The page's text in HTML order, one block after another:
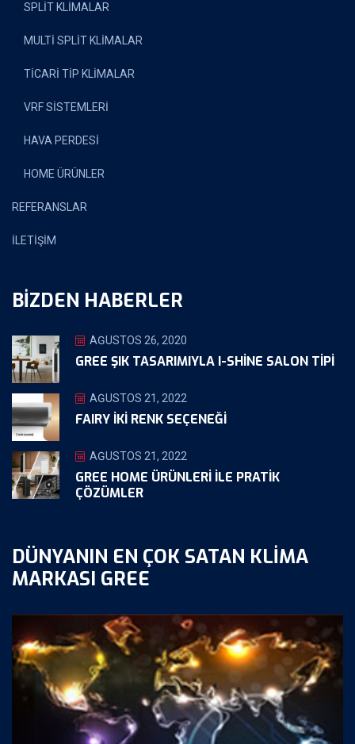
SPLİT KLİMALAR
MULTİ SPLİT KLİMALAR
TİCARİ TİP KLİMALAR
VRF SİSTEMLERİ
HAVA PERDESİ
HOME ÜRÜNLER
REFERANSLAR
İLETİŞİM
BIZDEN HABERLER
AĞUSTOS 26, 2020
GREE ŞIK TASARIMIYLA I-SHINE SALON TIPI
AĞUSTOS 21, 2022
FAIRY İKİ RENK SEÇENEĞİ
AĞUSTOS 21, 2022
GREE HOME ÜRÜNLERI ILE PRATIK
ÇÖZÜMLER
DÜNYANIN EN ÇOK SATAN KLIMA
MARKASI GREE